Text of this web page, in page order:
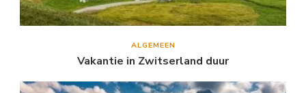
ALGEMEEN
Vakantie in Zwitserland duur